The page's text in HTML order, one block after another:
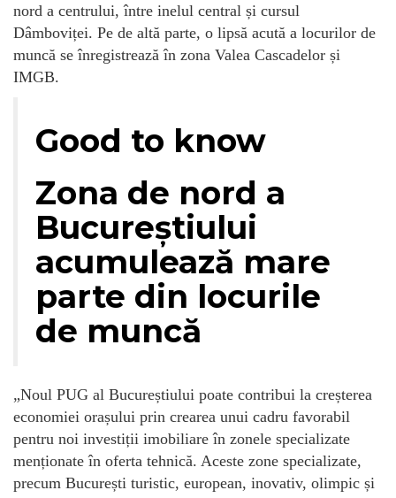
nord a centrului, între inelul central și cursul
Dâmboviței. Pe de altă parte, o lipsă acută a locurilor de
muncă se înregistrează în zona Valea Cascadelor și
IMGB.
Good to know
Zona de nord a
Bucureștiului
acumulează mare
parte din locurile
de muncă
„Noul PUG al Bucureștiului poate contribui la creșterea
economiei orașului prin crearea unui cadru favorabil
pentru noi investiții imobiliare în zonele specializate
menționate în oferta tehnică. Aceste zone specializate,
precum București turistic, european, inovativ, olimpic și